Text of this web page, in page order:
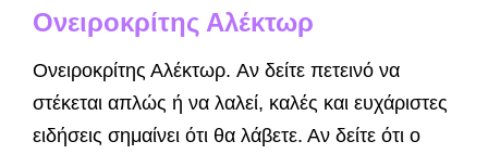
Ονειροκρίτης Αλέκτωρ
Ονειροκρίτης Αλέκτωρ. Αν δείτε πετεινό να
στέκεται απλώς ή να λαλεί, καλές και ευχάρι­στες
ειδήσεις σημαίνει ότι θα λάβετε. Αν δείτε ότι ο